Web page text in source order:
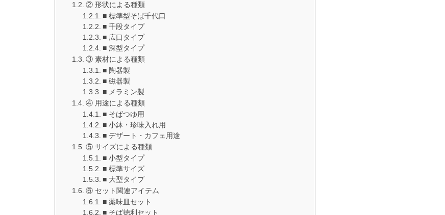
② 形状による種類
■ 標準型そば千代口
■ 千段タイプ
■ 広口タイプ
■ 深型タイプ
③ 素材による種類
■ 陶器製
■ 磁器製
■ メラミン製
④ 用途による種類
■ そばつゆ用
■ 小鉢・珍味入れ用
■ デザート・カフェ用途
⑤ サイズによる種類
■ 小型タイプ
■ 標準サイズ
■ 大型タイプ
⑥ セット関連アイテム
■ 薬味皿セット
■ そば徳利セット